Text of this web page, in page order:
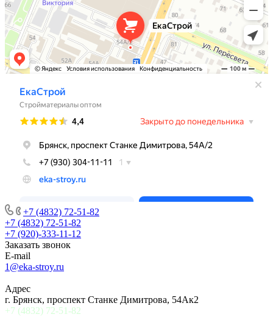
+7 (4832) 72-51-82
+7 (4832) 72-51-82
+7 (920)-333-11-12
Заказать звонок
E-mail
1@eka-stroy.ru
Адрес
г. Брянск, проспект Станке Димитрова, 54Ак2
+7 (4832) 72-51-82